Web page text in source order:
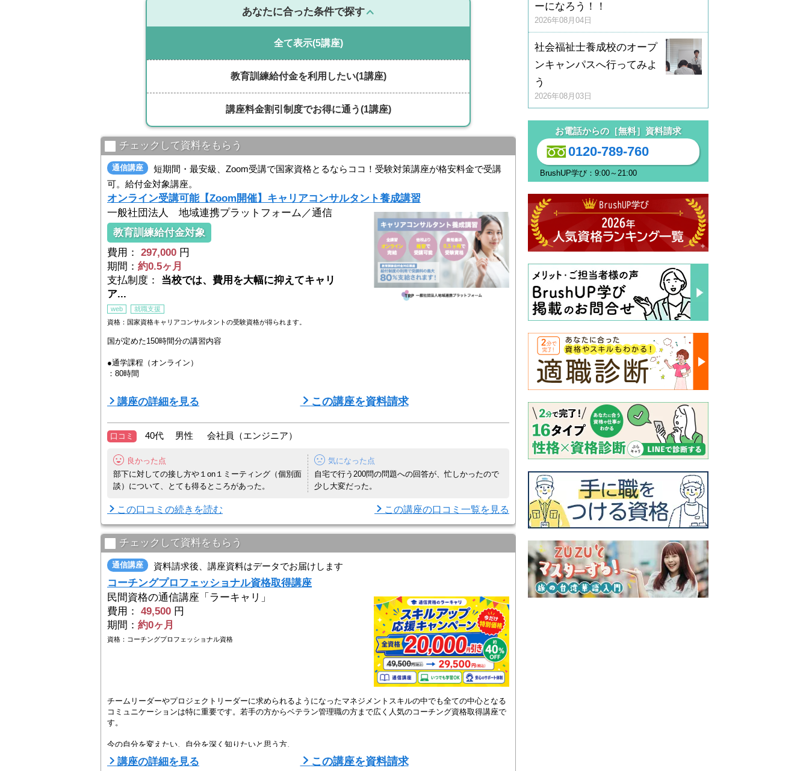
あなたに合った条件で探す
全て表示(5講座)
教育訓練給付金を利用したい(1講座)
講座料金割引制度でお得に通う(1講座)
チェックして資料をもらう
通信講座
短期間・最安級、Zoom受講で国家資格とるならココ！受験対策講座が格安料金で受講
可。給付金対象講座。
オンライン受講可能【Zoom開催】キャリアコンサルタント養成講習
一般社団法人 地域連携プラットフォーム／通信
教育訓練給付金対象
費用：
297,000 円
期間： 約0.5ヶ月
支払制度： 当校では、費用を大幅に抑えてキャリ
ア...
web
就職支援
資格：国家資格キャリアコンサルタントの受験資格が得られます。
国が定めた150時間分の講習内容
●通学課程（オンライン）
：80時間
【講義】（80時間の内の約4分の1）
キャリアの理論やカウンセリングの基礎はもちろん、最新の労働法やメンタルヘルスまで、試験に出る重要ポイン
【演習】（80時間の内の約4分の3）
具体的なサポート技術を体得します。
●通信課程（自宅学習）
：70時間
200問の問題に解答していただきます。
...
講座の詳細を見る この講座を資料請求
口コミ 40代 男性 会社員（エンジニア）
良かった点
部下に対しての接し方や１on１ミーティング（個別面
談）について、とても得るところがあった。
気になった点
自宅で行う200問の問題への回答が、忙しかったので
少し大変だった。
この口コミの続きを読む この講座の口コミ一覧を見る
チェックして資料をもらう
通信講座 資料請求後、講座資料はデータでお届けします
コーチングプロフェッショナル資格取得講座
民間資格の通信講座「ラーキャリ」
費用：
49,500 円
期間： 約0ヶ月
資格：コーチングプロフェッショナル資格
チームリーダーやプロジェクトリーダーに求められるようになったマネジメントスキルの中でも全ての中心となる
コミュニケーションは特に重要です。若手の方からベテラン管理職の方まで広く人気のコーチング資格取得講座で
す。
今の自分を変えたい、自分を深く知りたいと思う方、
ビジネスシーンで活躍するために必要なコーチング資格が最短3週間で取得できます。
講座の詳細を見る この講座を資料請求
ーになろう！！
2026年08月04日
社会福祉士養成校のオープ
ンキャンパスへ行ってみよ
う
2026年08月03日
お電話からの［無料］資料請求
0120-789-760
BrushUP学び：9:00～21:00